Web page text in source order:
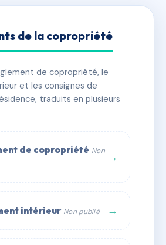
de Vincennes
🏠 33 lots 🏗 2 bâtiment(s)
Digital
de la copropriété
de copropriété, le
et les consignes de
traduits en plusieurs
de copropriété Non →
intérieur Non publié →